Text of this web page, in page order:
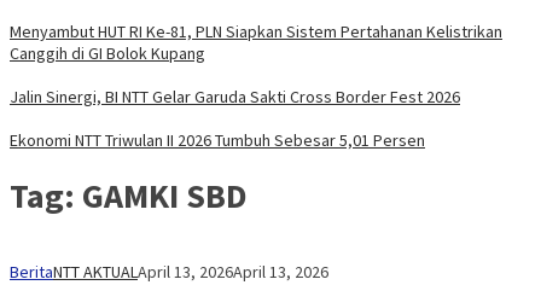
Menyambut HUT RI Ke-81, PLN Siapkan Sistem Pertahanan Kelistrikan
Canggih di GI Bolok Kupang
Jalin Sinergi, BI NTT Gelar Garuda Sakti Cross Border Fest 2026
Ekonomi NTT Triwulan II 2026 Tumbuh Sebesar 5,01 Persen
Tag: GAMKI SBD
BeritaNTT AKTUALApril 13, 2026April 13, 2026